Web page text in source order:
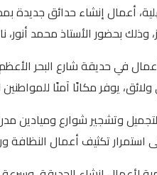
أعمال إنشاء حدائق
بحضور الأستاذ محمد أنور،
في حديقة شارع البحر
يوفر مكانًا آمنًا
وتشجير شوارع وميادين
استمرار تكثيف أعمال